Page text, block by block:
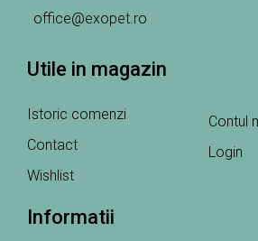
office@exopet.ro
Utile in magazin
Istoric comenzi
Contact
Wishlist
Contul
Login
Informatii